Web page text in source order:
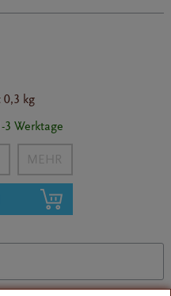
0,3 kg
Werktage